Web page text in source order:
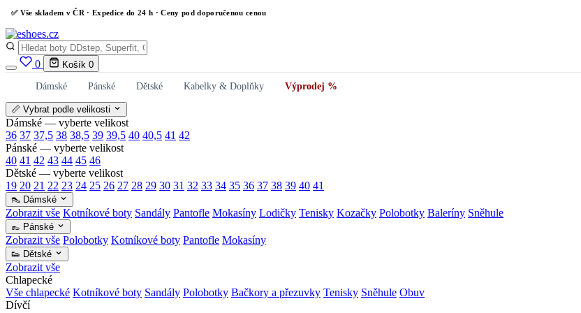
✅ Vše skladem v ČR · Expedice do 24 h · Ceny pod doporučenou cenou
0 Košík 0
Dámské Pánské Dětské Kabelky & Doplňky Výprodej %
📏 Vybrat podle velikosti
Dámské — vyberte velikost
36 37 37,5 38 38,5 39 39,5 40 40,5 41 42
Pánské — vyberte velikost
40 41 42 43 44 45 46
Dětské — vyberte velikost
19 20 21 22 23 24 25 26 27 28 29 30 31 32 33 34 35 36 37 38 39 40 41
👠 Dámské
Zobrazit vše Kotníkové boty Sandály Pantofle Mokasíny Lodičky Tenisky Kozačky Polobotky Baleríny Sněhule
👞 Pánské
Zobrazit vše Polobotky Kotníkové boty Pantofle Mokasíny
👟 Dětské
Zobrazit vše
Chlapecké
Vše chlapecké Kotníkové boty Sandály Polobotky Bačkory a přezuvky Tenisky Sněhule Obuv
Dívčí